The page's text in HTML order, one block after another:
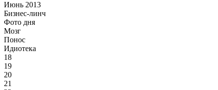
Июнь 2013
Бизнес-линч
Фото дня
Мозг
Понос
Идиотека
18
19
20
21